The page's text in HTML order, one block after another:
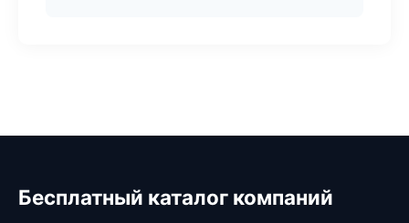
Бесплатный каталог компаний